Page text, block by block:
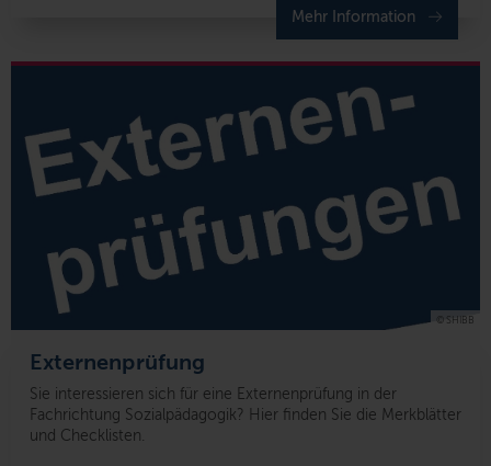
Mehr Information
Externenprüfung
Sie interessieren sich für eine Externenprüfung in der
Fachrichtung Sozialpädagogik? Hier finden Sie die Merkblätter
und Checklisten.
© SHIBB